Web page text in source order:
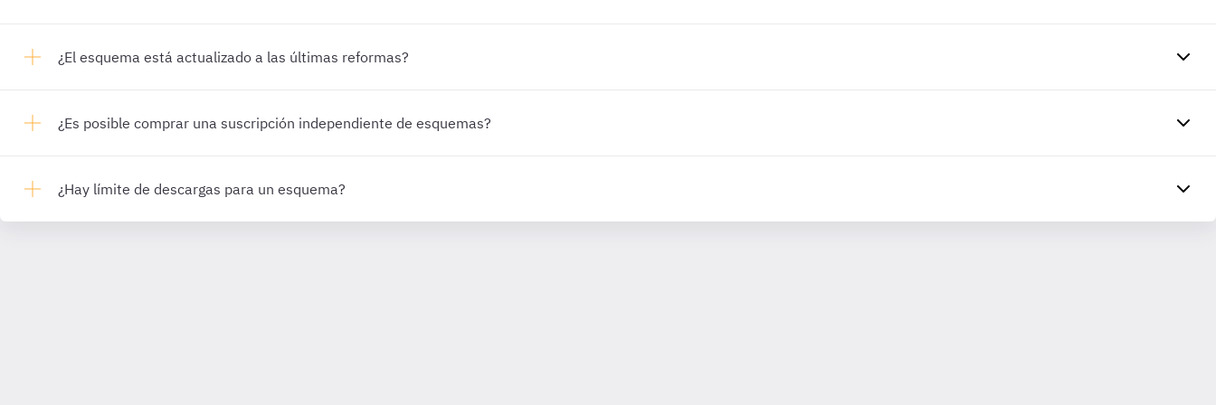
¿El esquema está actualizado a las últimas reformas?
¿Es posible comprar una suscripción independiente de esquemas?
¿Hay límite de descargas para un esquema?